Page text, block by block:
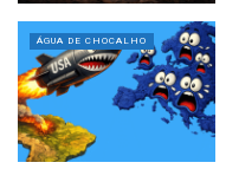
ÁGUA DE CHOCALHO